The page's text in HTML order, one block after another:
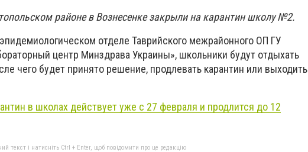
районе в Вознесенке закрыли на карантин школу №2.
отделе Таврийского межрайонного ОП ГУ
центр Минздрава Украины», школьники будут отдыхать
чего будет принято решение, продлевать карантин или выходить
в школах действует уже с 27 февраля и продлится до 12
текст і натисніть Ctrl + Enter, щоб повідомити про це редакцію